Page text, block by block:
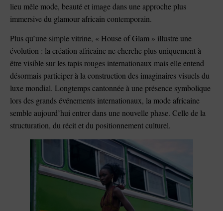
lieu mêle mode, beauté et image dans une approche plus
immersive du glamour africain contemporain.
Plus qu’une simple vitrine, « House of Glam » illustre une
évolution : la création africaine ne cherche plus uniquement à
être visible sur les tapis rouges internationaux mais elle entend
désormais participer à la construction des imaginaires visuels du
luxe mondial. Longtemps cantonnée à une présence symbolique
lors des grands événements internationaux, la mode africaine
semble aujourd’hui entrer dans une nouvelle phase. Celle de la
structuration, du récit et du positionnement culturel.